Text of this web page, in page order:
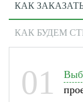
КАК
КАК БУДЕМ
01